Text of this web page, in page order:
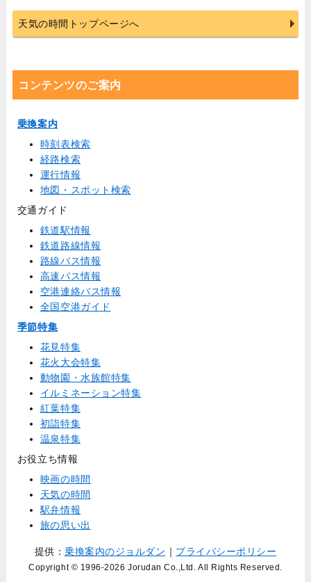
天気の時間トップページへ
コンテンツのご案内
乗換案内
時刻表検索
経路検索
運行情報
地図・スポット検索
交通ガイド
鉄道駅情報
鉄道路線情報
路線バス情報
高速バス情報
空港連絡バス情報
全国空港ガイド
季節特集
花見特集
花火大会特集
動物園・水族館特集
イルミネーション特集
紅葉特集
初詣特集
温泉特集
お役立ち情報
映画の時間
天気の時間
駅弁情報
旅の思い出
提供：乗換案内のジョルダン ｜ プライバシーポリシー
Copyright © 1996-2026 Jorudan Co.,Ltd. All Rights Reserved.